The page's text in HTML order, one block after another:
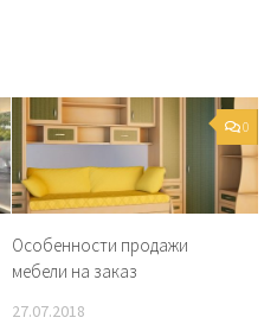
0
Особенности продажи
мебели на заказ
27.07.2018